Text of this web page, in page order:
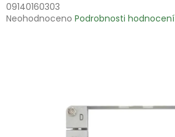
09140160303
Průměrné
Neohodnoceno Podrobnosti hodnocení